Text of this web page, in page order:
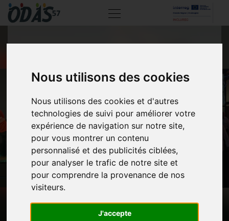
Nous utilisons des cookies
Nous utilisons des cookies et d'autres
technologies de suivi pour améliorer votre
expérience de navigation sur notre site,
pour vous montrer un contenu
personnalisé et des publicités ciblées,
pour analyser le trafic de notre site et
pour comprendre la provenance de nos
visiteurs.
J'accepte
LA FÊTE DE FIN
LA CONCORDE : UNE
JOURNÉE DE
CONVIVIALITÉ ET DE
DANSE